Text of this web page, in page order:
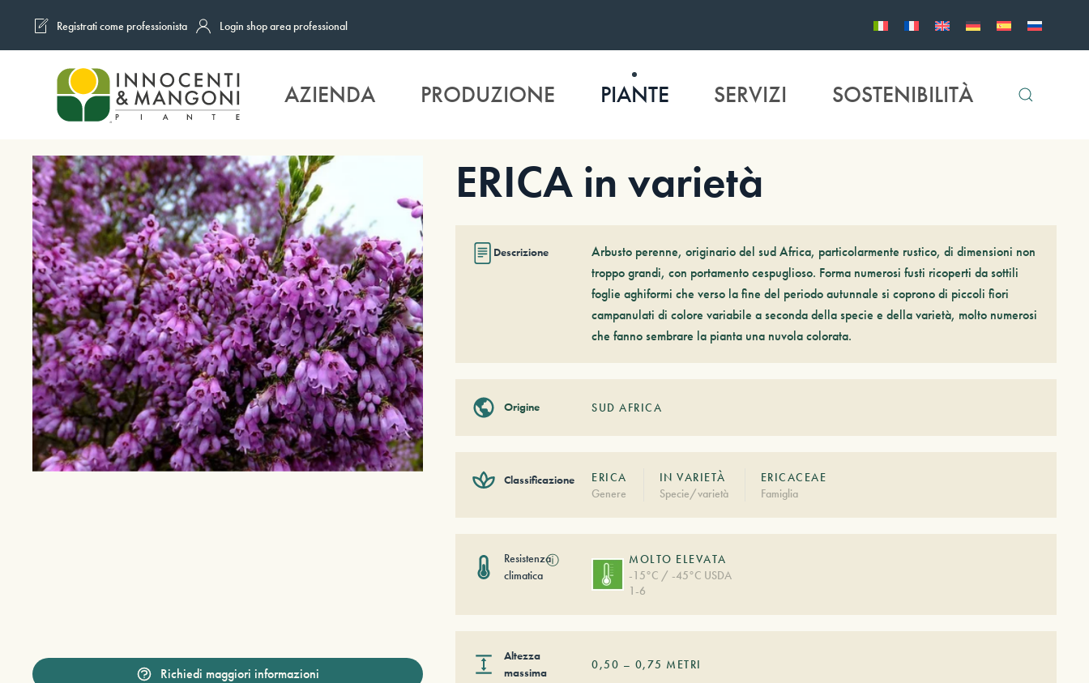
Skip to main content
Registrati come professionista Login shop area professional
AZIENDA PRODUZIONE PIANTE SERVIZI SOSTENIBILITÀ
Richiedi maggiori informazioni
ERICA in varietà
Descrizione
Arbusto perenne, originario del sud Africa, particolarmente rustico, di dimensioni non
troppo grandi, con portamento cespuglioso. Forma numerosi fusti ricoperti da sottili
foglie aghiformi che verso la fine del periodo autunnale si coprono di piccoli fiori
campanulati di colore variabile a seconda della specie e della varietà, molto numerosi
che fanno sembrare la pianta una nuvola colorata.
Origine SUD AFRICA
Classificazione
ERICA
Genere
IN VARIETÀ
Specie/varietà
ERICACEAE
Famiglia
Resistenza
climatica
ⓘ
MOLTO ELEVATA
-15°C / -45°C USDA
1-6
Altezza
massima
0,50 – 0,75 METRI